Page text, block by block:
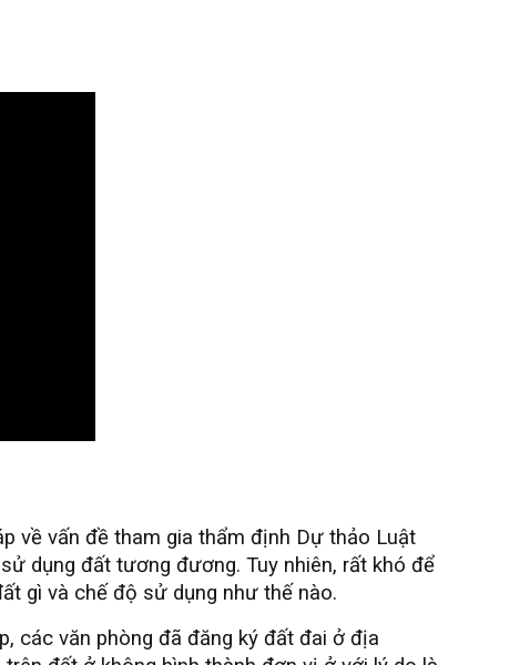
về vấn đề tham gia thẩm định Dự thảo Luật
dụng đất tương đương. Tuy nhiên, rất khó để
gì và chế độ sử dụng như thế nào.
các văn phòng đã đăng ký đất đai ở địa